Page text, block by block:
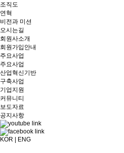
조직도
연혁
비전과 미션
오시는길
회원사소개
회원가입안내
주요사업
주요사업
산업혁신기반
구축사업
기업지원
커뮤니티
보도자료
공지사항
KOR ENG